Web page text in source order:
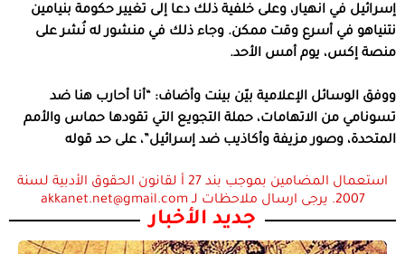
إسرائيل في انهيار، وعلى خلفية ذلك دعا إلى تغيير حكومة بنيامين
نتنياهو في أسرع وقت ممكن. وجاء ذلك في منشور له نُشر على
منصة إكس، يوم أمس الأحد.
ووفق الوسائل الإعلامية بيّن بينت وأضاف: “أنا أحارب هنا ضد
تسونامي من الاتهامات، حملة التجويع التي تقودها حماس والأمم
المتحدة، وصور مزيفة وأكاذيب ضد إسرائيل”، على حد قوله
استعمال المضامين بموجب بند 27 أ لقانون الحقوق الأدبية لسنة
2007. يرجى ارسال ملاحظات لـ akkanet.net@gmail.com
جديد الأخبار